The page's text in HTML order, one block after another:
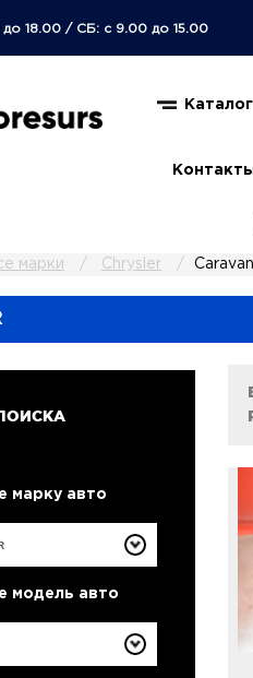
18.00 / СБ: с 9.00 до 15.00
Каталог
марки Chrysler Caravan
марку авто
модель авто